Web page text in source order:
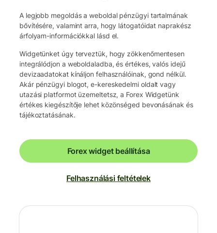
A legjobb megoldás a weboldal pénzügyi tartalmának
bővítésére, valamint arra, hogy látogatóidat naprakész
árfolyam-információkkal lásd el.
Widgetünket úgy terveztük, hogy zökkenőmentesen
integrálódjon a weboldaladba, és értékes, valós idejű
devizaadatokat kínáljon felhasználóinak, gond nélkül.
Akár pénzügyi blogot, e-kereskedelmi oldalt vagy
utazási platformot üzemeltetsz, a Forex Widgetünk
értékes kiegészítője lehet közönséged bevonásának és
tájékoztatásának.
Forex widget beállítása
Felhasználási feltételek